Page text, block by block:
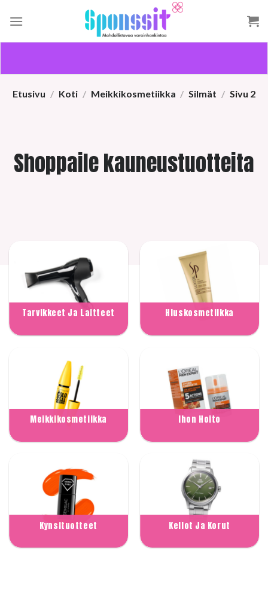
Etusivu / Koti / Meikkikosmetiikka / Silmät / Sivu 2
Shoppaile kauneustuotteita
Tarvikkeet Ja Laitteet Hiuskosmetiikka
Meikkikosmetiikka Ihon Hoito
Kynsituotteet Kellot Ja Korut